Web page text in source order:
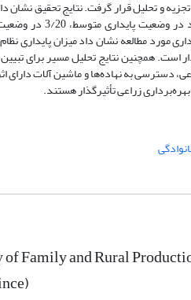
مورد مطالعه نشان داد میزان پایداری
همچنین نتایج تحلیل مسیر برای تبیین
زمین زراعی، دسترسی به نهاده‌ها و ماشین آلات
زراعی تأثیرگذار هستند.
Family and Rural